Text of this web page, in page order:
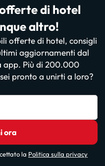
di hotel
altro!
offerte di hotel, consigli
aggiornamenti dal
app. Più di 200.000
pronto a unirti a loro?
ora
la Politica sulla privacy